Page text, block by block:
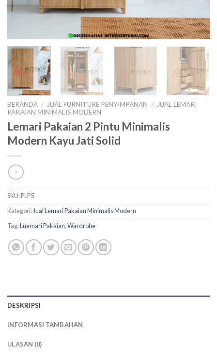
BERANDA / JUAL FURNITURE PENYIMPANAN / JUAL LEMARI
PAKAIAN MINIMALIS MODERN
Lemari Pakaian 2 Pintu Minimalis
Modern Kayu Jati Solid
SKU:PLP5
Kategori: Jual Lemari Pakaian Minimalis Modern
Tag:Luemari Pakaian,Wardrobe
DESKRIPSI
INFORMASI TAMBAHAN
ULASAN (0)